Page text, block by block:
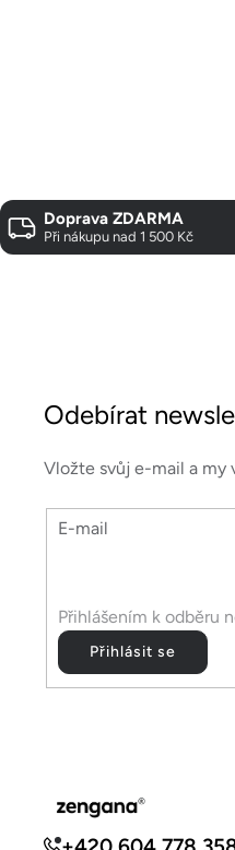
Doprava ZDARMA
Při nákupu nad 1 500 Kč
Odebírat
Vložte svůj e-mail a my
E-mail
Přihlášením k odběru
Přihlásit se